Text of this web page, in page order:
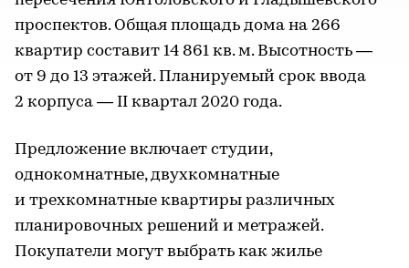
проспектов. Общая площадь дома на 266
квартир составит 14 861 кв. м. Высотность —
от 9 до 13 этажей. Планируемый срок ввода
2 корпуса — II квартал 2020 года.
Предложение включает студии,
однокомнатные, двухкомнатные
и трехкомнатные квартиры различных
планировочных решений и метражей.
Покупатели могут выбрать как жилье